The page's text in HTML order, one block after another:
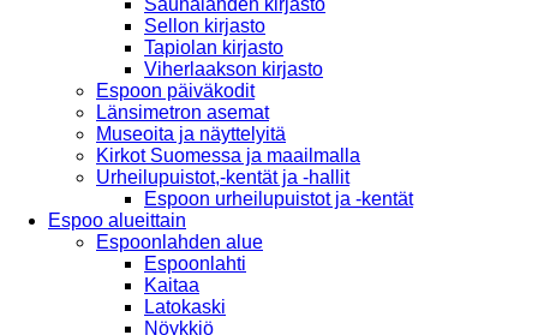
Sellon kirjasto
Tapiolan kirjasto
Viherlaakson kirjasto
Espoon päiväkodit
Länsimetron asemat
Museoita ja näyttelyitä
Kirkot Suomessa ja maailmalla
Urheilupuistot,-kentät ja -hallit
Espoon urheilupuistot ja -kentät
Espoo alueittain
Espoonlahden alue
Espoonlahti
Kaitaa
Latokaski
Nöykkiö